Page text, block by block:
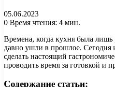
05.06.2023
0 Время чтения: 4 мин.
Времена, когда кухня была лишь
давно ушли в прошлое. Сегодня
сделать настоящий
проводить время за готовкой и
Содержание статьи: